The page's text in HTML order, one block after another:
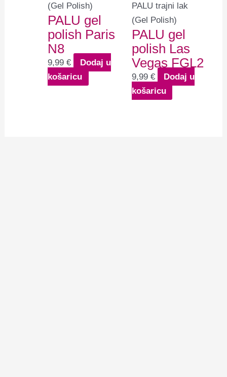
(Gel Polish)
PALU gel
polish Paris
N8
9,99€
Dodaj u
košaricu
PALU trajni lak
(Gel Polish)
PALU gel
polish Las
Vegas FGL2
9,99 €
Dodaj u
košaricu